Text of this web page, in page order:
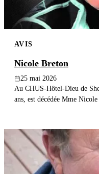
AVIS
Nicole Breton
25 mai 2026
Au CHUS-Hôtel-Dieu de
ans, est décédée Mme